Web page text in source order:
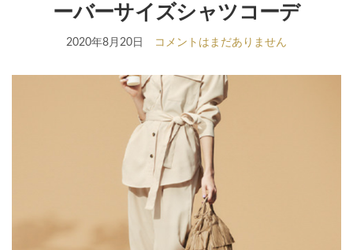
ーバーサイズシャツコーデ
2020年8月20日 コメントはまだありません